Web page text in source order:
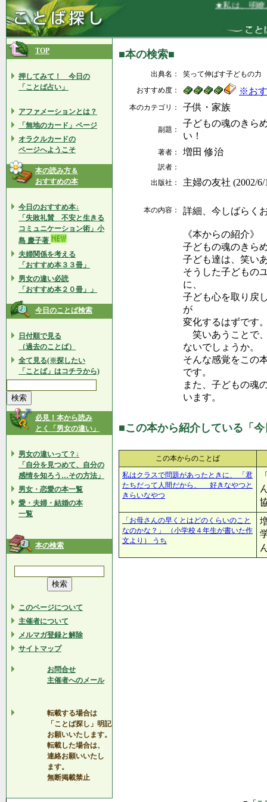
★私は、明瞭、
TOP
押してみて！ 今日の
「ことば占い」
アファメーションとは？
「無地のカード」ページ
オラクルカードの
ページへようこそ
本の読み方＆
おすすめの本
今日のおすすめ本↓
「失敗礼賛 不安と生きる
コミュニケーション術」小
島 慶子著
夫婦関係を考える
「おすすめ本３３冊」
男女の違い必読
「おすすめ本２０冊」」
今日のことば検索
日付順で見る
（過去のことば）
全て見る(※探したい
「ことば」はコチラから)
必見！本から読み
とく「男女の違い」
男女の違いって？↓
「自分を見つめて、自分の
感情を知ろう…その方法」
男女・恋愛の本一覧
愛・夫婦・結婚の本
一覧
本の検索
このページについて
主催者について
メルマガ登録と解除
サイトマップ
お問合せ
主催者へのメール
転載する場合は
「ことば探し」明記
お願いいたします。
転載した場合は、
連絡お願いいたし
ます。
無断掲載禁止
■本の検索■
出典名：
笑って伸ばす子どもの力
おすすめ度：
※お
本のカテゴリ： 子供・家族
副題：
子どもの魂のきら
い！
著者： 増田 修治
訳者：
出版社：
主婦の友社 (2002/
本の内容： 詳細、今しばらく
《本からの紹介》
子どもの魂のき
子ども達は、笑い
そうした子どもの
に、
子ども心を取り戻
が
変化するはずです
笑いあうことで
ないでしょうか。
そんな感覚をこの
です。
また、子どもの魂
います。
■この本から紹介している「
この本からのことば
私はクラスで問題があったときに、 「君
たちだって人間だから、 好きなやつと
きらいなやつ
「お母さんの早くとはどのくらいのこと
なのかな？」 （小学校４年生が書いた作
文より） うち